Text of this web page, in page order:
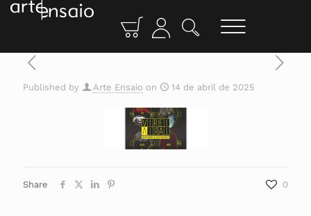
Published by Arte Ensaio on 14 de abril de 2025
Share 0